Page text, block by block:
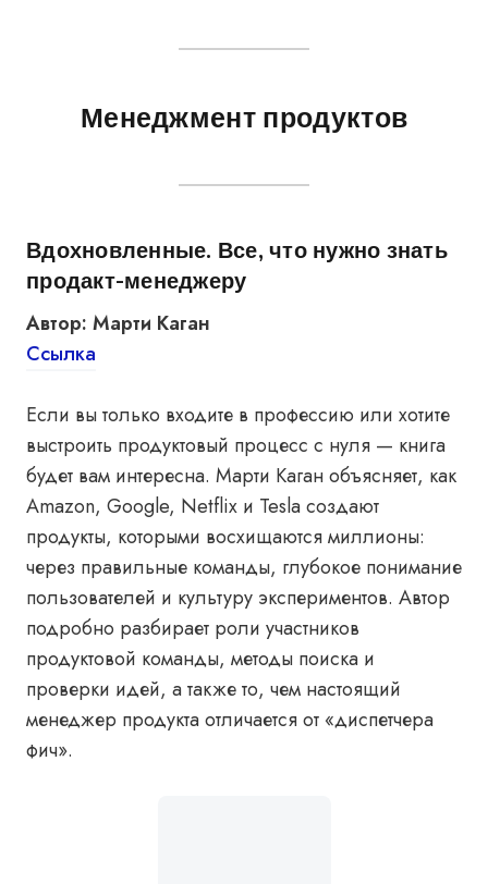
Менеджмент продуктов
Вдохновленные. Все, что нужно знать
продакт-менеджеру
Автор: Марти Каган
Ссылка
Если вы только входите в профессию или хотите
выстроить продуктовый процесс с нуля — книга
будет вам интересна. Марти Каган объясняет, как
Amazon, Google, Netflix и Tesla создают
продукты, которыми восхищаются миллионы:
через правильные команды, глубокое понимание
пользователей и культуру экспериментов. Автор
подробно разбирает роли участников
продуктовой команды, методы поиска и
проверки идей, а также то, чем настоящий
менеджер продукта отличается от «диспетчера
фич».